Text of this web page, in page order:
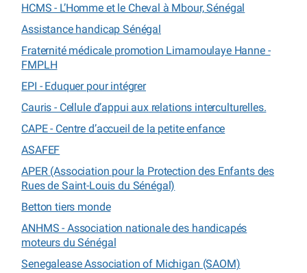
HCMS - L’Homme et le Cheval à Mbour, Sénégal
Assistance handicap Sénégal
Fraternité médicale promotion Limamoulaye Hanne -
FMPLH
EPI - Eduquer pour intégrer
Cauris - Cellule d’appui aux relations interculturelles.
CAPE - Centre d’accueil de la petite enfance
ASAFEF
APER (Association pour la Protection des Enfants des
Rues de Saint-Louis du Sénégal)
Betton tiers monde
ANHMS - Association nationale des handicapés
moteurs du Sénégal
Senegalease Association of Michigan (SAOM)